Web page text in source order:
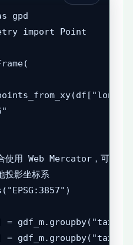
gpd
import Point
使用 Web Mercator，可临时
投影坐标系
=
=